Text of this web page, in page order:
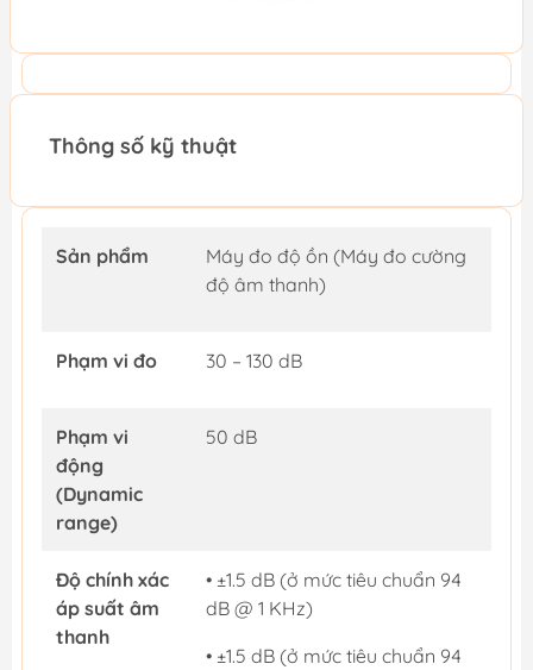
Thông số kỹ thuật
Sản phẩm
Máy đo độ ồn (Máy đo cường
độ âm thanh)
Phạm vi đo 30 – 130 dB
Phạm vi
động
(Dynamic
range)
50 dB
Độ chính xác
áp suất âm
thanh
• ±1.5 dB (ở mức tiêu chuẩn 94
dB @ 1 KHz)
• ±1.5 dB (ở mức tiêu chuẩn 94